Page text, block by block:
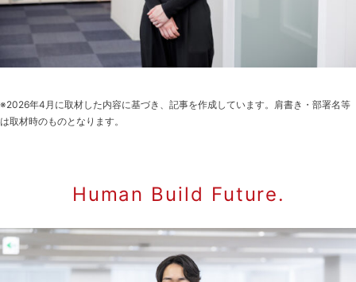
※2026年4月に取材した内容に基づき、記事を作成しています。肩書き・部署名等
は取材時のものとなります。
Human Build Future.​